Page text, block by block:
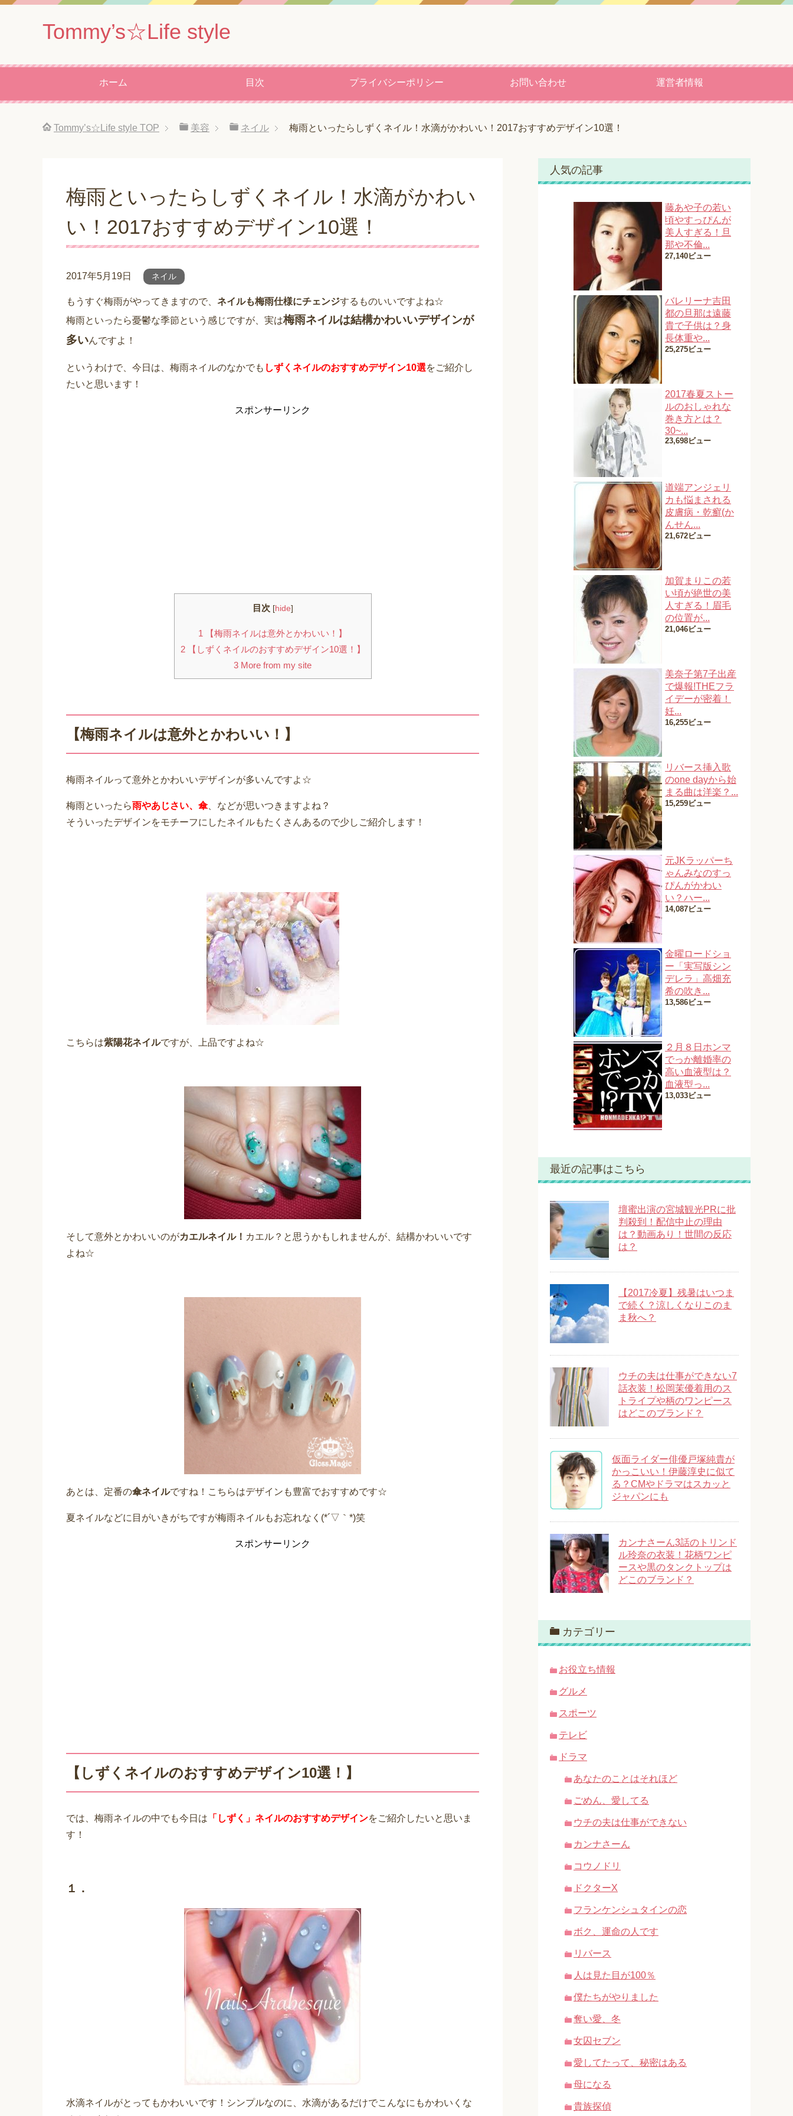
Tommy’s☆Life style
ホーム 目次 プライバシーポリシー お問い合わせ 運営者情報
Tommy’s☆Life style TOP 美容 ネイル 梅雨といったらしずくネイル！水滴がかわいい！2017おすすめデザイン10選！
梅雨といったらしずくネイル！水滴がかわい
い！2017おすすめデザイン10選！
2017年5月19日 ネイル
もうすぐ梅雨がやってきますので、 ネイルも梅雨仕様にチェンジするものいいですよね☆
梅雨といったら憂鬱な季節という感じですが、実は梅雨ネイルは結構かわいいデザインが
多いんですよ！
というわけで、今日は、梅雨ネイルのなかでも しずくネイルのおすすめデザイン10選をご紹介し
たいと思います！
スポンサーリンク
目次 [hide]
1
【梅雨ネイルは意外とかわいい！】
2【しずくネイルのおすすめデザイン10選！】
3 More from my site
【梅雨ネイルは意外とかわいい！】
梅雨ネイルって意外とかわいいデザインが多いんですよ☆
梅雨といったら雨やあじさい、傘、などが思いつきますよね？
そういったデザインをモチーフにしたネイルもたくさんあるので少しご紹介します！
こちらは紫陽花ネイルですが、上品ですよね☆
そして意外とかわいいのがカエルネイル！ カエル？と思うかもしれませんが、結構かわいいです
よね☆
あとは、定番の傘ネイルですね！こちらはデザインも豊富でおすすめです☆
夏ネイルなどに目がいきがちですが梅雨ネイルもお忘れなく(*´▽｀*)笑
スポンサーリンク
【しずくネイルのおすすめデザイン10選！】
では、梅雨ネイルの中でも今日は 「しずく」ネイルのおすすめデザインをご紹介したいと思いま
す！
１．
水滴ネイルがとってもかわいいです！シンプルなのに、水滴があるだけでこんなにもかわいくな
人気の記事
藤あや子の若い
頃やすっぴんが
美人すぎる！旦
那や不倫...
27,140ビュー
バレリーナ吉田
都の旦那は遠藤
貴で子供は？身
長体重や...
25,275ビュー
2017春夏ストー
ルのおしゃれな
巻き方とは？
30~...
23,698ビュー
道端アンジェリ
カも悩まされる
皮膚病・乾癬(か
んせん...
21,672ビュー
加賀まりこの若
い頃が絶世の美
人すぎる！眉毛
の位置が...
21,046ビュー
美奈子第7子出産
で爆報!THEフラ
イデーが密着！
妊...
16,255ビュー
リバース挿入歌
のone dayから始
まる曲は洋楽？...
15,259ビュー
元JKラッパーち
ゃんみなのすっ
ぴんがかわい
い？ハー...
14,087ビュー
金曜ロードショ
ー「実写版シン
デレラ」高畑充
希の吹き...
13,586ビュー
２月８日ホンマ
でっか離婚率の
高い血液型は？
血液型っ...
13,033ビュー
最近の記事はこちら
壇蜜出演の宮城観光PRに批
判殺到！配信中止の理由
は？動画あり！世間の反応
は？
【2017冷夏】残暑はいつま
で続く？涼しくなりこのま
ま秋へ？
ウチの夫は仕事ができない7
話衣装！松岡茉優着用のス
トライプや柄のワンピース
はどこのブランド？
仮面ライダー俳優戸塚純貴が
かっこいい！伊藤淳史に似て
る？CMやドラマはスカッと
ジャパンにも
カンナさーん3話のトリンド
ル玲奈の衣装！花柄ワンピ
ースや黒のタンクトップは
どこのブランド？
カテゴリー
お役立ち情報
グルメ
スポーツ
テレビ
ドラマ
あなたのことはそれほど
ごめん、愛してる
ウチの夫は仕事ができない
カンナさーん
コウノドリ
ドクターX
フランケンシュタインの恋
ボク、運命の人です
リバース
人は見た目が100％
僕たちがやりました
奪い愛、冬
女囚セブン
愛してたって、秘密はある
母になる
貴族探偵